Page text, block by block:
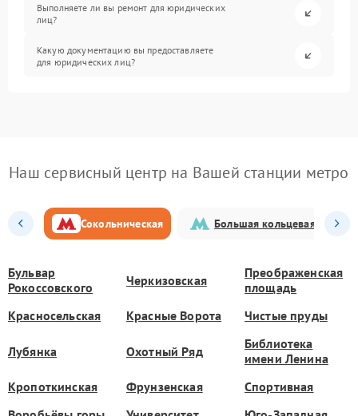
Выполняете ли вы ремонт для юридических
лиц?
Какую документацию вы предоставляете
для юридических лиц?
Наш сервисный центр на Вашей станции метро
Сокольническая Большая кольцевая
Бульвар
Рокоссовского
Черкизовская
Преображенская
площадь
Красносельская
Красные Ворота Чистые пруды
Лубянка Охотный Ряд
Библиотека
имени Ленина
Кропоткинская
Фрунзенская
Спортивная